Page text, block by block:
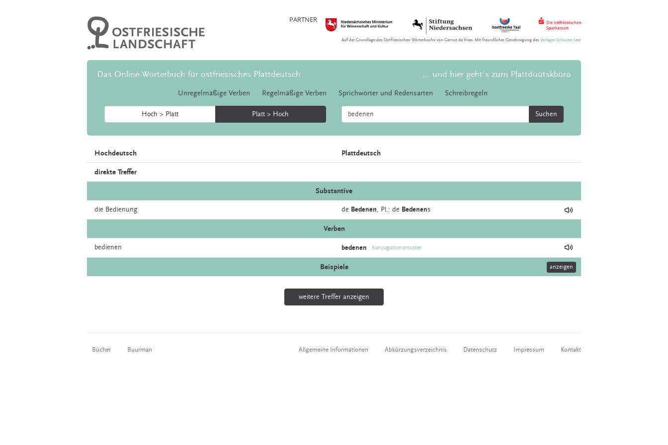
PARTNER
Auf der Grundlage des Ostfriesischen Wörterbuchs von Gernot de Vries. Mit freundlicher Genehmigung desVerlages Schuster Leer
Das Online-Wörterbuch für ostfriesisches Plattdeutsch ... und hier geht's zum Plattdüütskbüro
Unregelmäßige Verben Regelmäßige Verben Sprichwörter und Redensarten Schreibregeln
Hoch > Platt Platt > Hoch Suchen
Hochdeutsch Plattdeutsch
direkte Treffer
Substantive
die Bedienung de Bedenen, Pl.: de Bedenens
Verben
bedienen bedenen Konjugationsmuster
Beispiele anzeigen
weitere Treffer anzeigen
Bücher Buurman Allgemeine Informationen Abkürzungsverzeichnis Datenschutz Impressum Kontakt